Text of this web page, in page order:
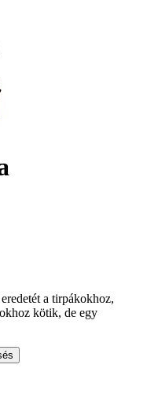
a tirpákokhoz,
kötik, de egy